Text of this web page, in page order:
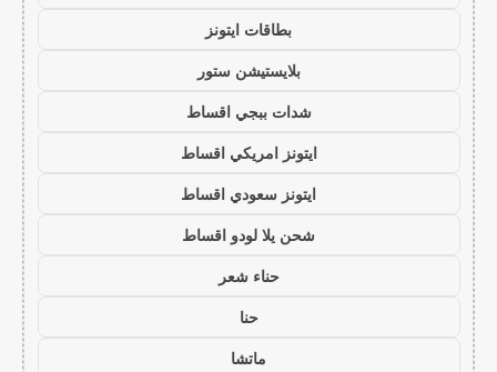
بطاقات ايتونز
بلايستيشن ستور
شدات ببجي اقساط
ايتونز امريكي اقساط
ايتونز سعودي اقساط
شحن يلا لودو اقساط
حناء شعر
حنا
ماتشا